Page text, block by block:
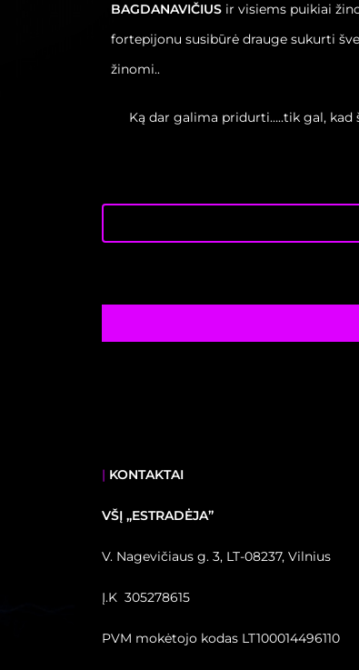
BAGDANAVIČIUS ir visiems puikiai
fortepijonu susibūrė drauge sukurti
žinomi..
Ką dar galima pridurti…..tik gal, kad
| KONTAKTAI
VŠĮ ,,ESTRADĖJA”
V. Nagevičiaus g. 3, LT-08237, Vilnius
Į.K 305278615
PVM mokėtojo kodas LT100014496110